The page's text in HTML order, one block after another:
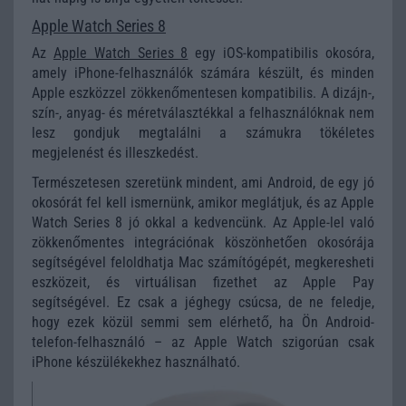
Apple Watch Series 8
Az Apple Watch Series 8 egy iOS-kompatibilis okosóra,
amely iPhone-felhasználók számára készült, és minden
Apple eszközzel zökkenőmentesen kompatibilis. A dizájn-,
szín-, anyag- és méretválasztékkal a felhasználóknak nem
lesz gondjuk megtalálni a számukra tökéletes
megjelenést és illeszkedést.
Természetesen szeretünk mindent, ami Android, de egy jó
okosórát fel kell ismernünk, amikor meglátjuk, és az Apple
Watch Series 8 jó okkal a kedvencünk. Az Apple-lel való
zökkenőmentes integrációnak köszönhetően okosórája
segítségével feloldhatja Mac számítógépét, megkeresheti
eszközeit, és virtuálisan fizethet az Apple Pay
segítségével. Ez csak a jéghegy csúcsa, de ne feledje,
hogy ezek közül semmi sem elérhető, ha Ön Android-
telefon-felhasználó – az Apple Watch szigorúan csak
iPhone készülékekhez használható.